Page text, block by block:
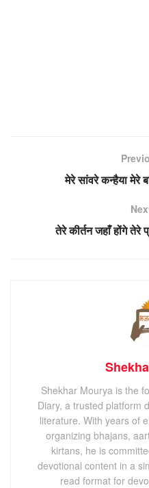
मेरे सांवरे कन्हैया मेरे
तेरे कीर्तन जहाँ होंगे तेरे
Shekhar Mourya is the
Diary, a trusted platform
literature. With years of
organizing bhajans,
kirtans, he is
devotional content in a
read format for